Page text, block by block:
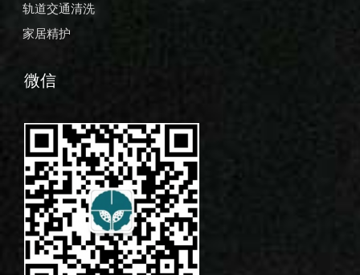
轨道交通清洗
家居精护
微信